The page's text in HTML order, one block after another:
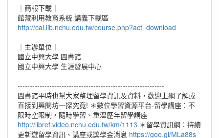
｜簡報下載｜
館藏利用教育系統 講義下載區
http://cal.lib.nchu.edu.tw/course.php?act=download
｜主辦單位｜
國立中興大學 圖書館
國立中興大學 生涯發展中心
---------------------------------------------------------------------------
------------------------------------------------------------
圖書館平時也幫大家整理留學資訊及資料，歡迎上網了解或
直接到興閱坊一探究竟! ＊數位學習資源平台-留學講座：不
限時空限制，隨時學習、重溫歷年留學講座
http://libref.video.nchu.edu.tw/km/1113 ＊留學資訊網：持續
更新遊留學資訊、講座或獎學金消息 https://goo.gl/MLa88s